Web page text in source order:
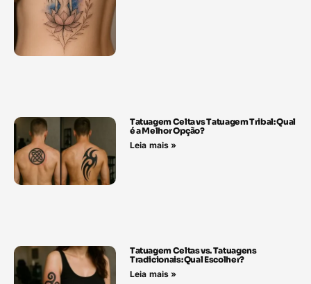
Tatuagem Celta vs Tatuagem Tribal: Qual
é a Melhor Opção?
Leia mais »
Tatuagem Celtas vs. Tatuagens
Tradicionais: Qual Escolher?
Leia mais »